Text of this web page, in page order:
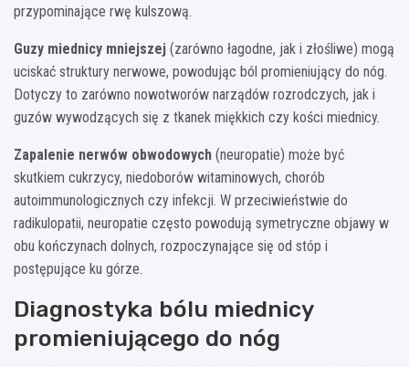
przypominające rwę kulszową.
Guzy miednicy mniejszej (zarówno łagodne, jak i złośliwe) mogą
uciskać struktury nerwowe, powodując ból promieniujący do nóg.
Dotyczy to zarówno nowotworów narządów rozrodczych, jak i
guzów wywodzących się z tkanek miękkich czy kości miednicy.
Zapalenie nerwów obwodowych (neuropatie) może być
skutkiem cukrzycy, niedoborów witaminowych, chorób
autoimmunologicznych czy infekcji. W przeciwieństwie do
radikulopatii, neuropatie często powodują symetryczne objawy w
obu kończynach dolnych, rozpoczynające się od stóp i
postępujące ku górze.
Diagnostyka bólu miednicy
promieniującego do nóg